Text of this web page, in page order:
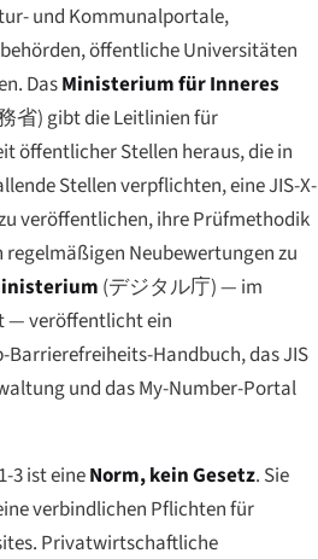
und Kommunalportale,
öffentliche Universitäten
DasMinisterium für Inneres
省) gibt dieLeitlinien für
öffentlicher Stellen heraus, die in
Stellen verpflichten, eine JIS-X-
veröffentlichen, ihre Prüfmethodik
Neubewertungen zu
(デジタル庁) — im
— veröffentlicht ein
Barrierefreiheits-Handbuch, das JIS
und das My-Number-Portal
3 ist eineNorm, kein Gesetz. Sie
verbindlichen Pflichten für
Privatwirtschaftliche